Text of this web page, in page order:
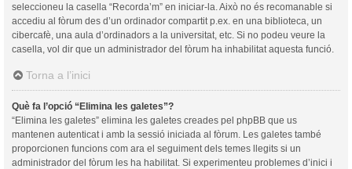
seleccioneu la casella “Recorda’m” en iniciar-la. Això no és recomanable si
accediu al fòrum des d’un ordinador compartit p.ex. en una biblioteca, un
cibercafè, una aula d’ordinadors a la universitat, etc. Si no podeu veure la
casella, vol dir que un administrador del fòrum ha inhabilitat aquesta funció.
Torna a l’inici
Què fa l’opció “Elimina les galetes”?
“Elimina les galetes” elimina les galetes creades pel phpBB que us
mantenen autenticat i amb la sessió iniciada al fòrum. Les galetes també
proporcionen funcions com ara el seguiment dels temes llegits si un
administrador del fòrum les ha habilitat. Si experimenteu problemes d’inici i